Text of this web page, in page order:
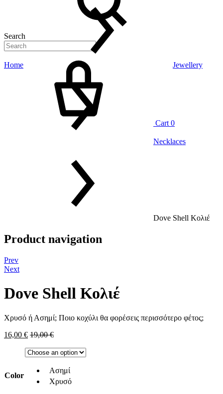
Search
Cart 0
Home Jewellery
Necklaces
Dove Shell Κολιέ
Product navigation
Prev
Next
Dove Shell Κολιέ
Χρυσό ή Ασημί; Ποιο κοχύλι θα φορέσεις περισσότερο φέτος;
16,00 € 19,00€
Color
Ασημί
Χρυσό